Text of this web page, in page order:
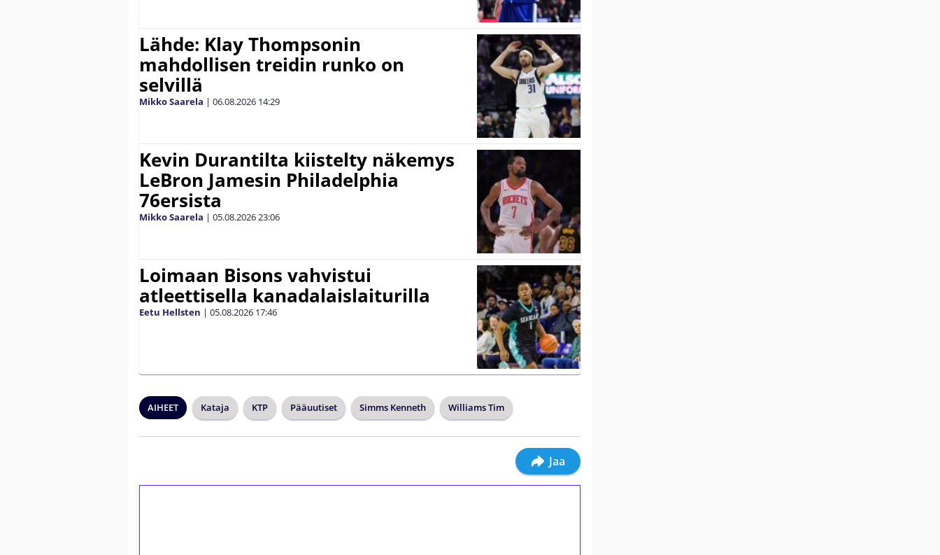
Lähde: Klay Thompsonin
mahdollisen treidin runko on
selvillä
Mikko Saarela | 06.08.2026 14:29
Kevin Durantilta kiistelty näkemys
LeBron Jamesin Philadelphia
76ersista
Mikko Saarela | 05.08.202623:06
Loimaan Bisons vahvistui
atleettisella kanadalaislaiturilla
Eetu Hellsten | 05.08.2026 17:46
AIHEET Kataja KTP Pääuutiset Simms Kenneth Williams Tim
Jaa